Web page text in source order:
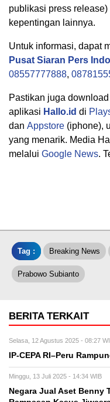
publikasi press
kepentingan lainnya.
Untuk informasi, dapat
Pusat Siaran Pers
08557777888,
Pastikan juga download
aplikasi Hallo.id di
dan Appstore (iphone),
yang menarik. Media
melalui Google News.
Tag : Breaking News
Prabowo Subianto
BERITA TERKAIT
Selasa, 12 Agustus 2025 - 08:27
IP-CEPA RI–Peru
Minggu, 13 Juli 2025 - 14:34 WIB
Negara Jual Aset Benny